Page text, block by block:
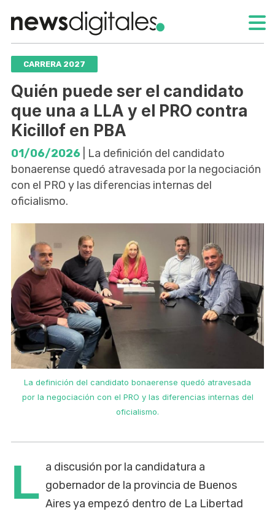
CARRERA 2027
Quién puede ser el candidato
que una a LLA y el PRO contra
Kicillof en PBA
01/06/2026 | La definición del candidato
bonaerense quedó atravesada por la negociación
con el PRO y las diferencias internas del
oficialismo.
La definición del candidato bonaerense quedó atravesada
por la negociación con el PRO y las diferencias internas del
oficialismo.
L a discusión por la candidatura a
gobernador de la provincia de Buenos
Aires ya empezó dentro de La Libertad